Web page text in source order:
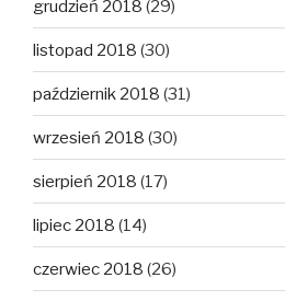
grudzień 2018 (29)
listopad 2018 (30)
październik 2018 (31)
wrzesień 2018 (30)
sierpień 2018 (17)
lipiec 2018 (14)
czerwiec 2018 (26)